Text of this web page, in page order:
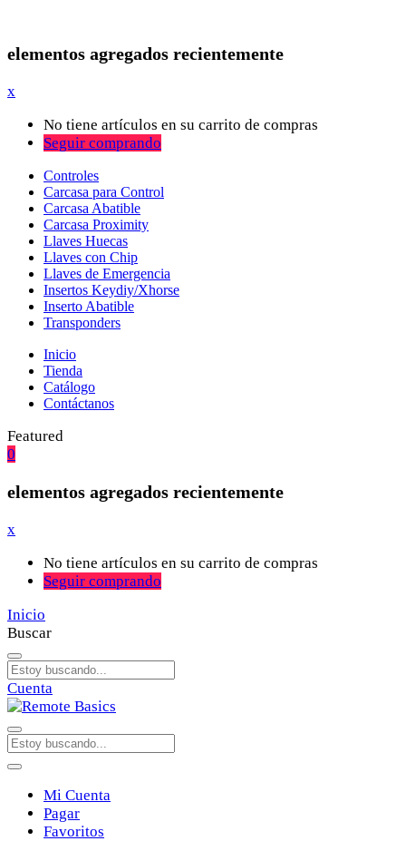
elementos agregados recientemente
x
No tiene artículos en su carrito de compras
Seguir comprando
Controles
Carcasa para Control
Carcasa Abatible
Carcasa Proximity
Llaves Huecas
Llaves con Chip
Llaves de Emergencia
Insertos Keydiy/Xhorse
Inserto Abatible
Transponders
Inicio
Tienda
Catálogo
Contáctanos
Featured
0
elementos agregados recientemente
x
No tiene artículos en su carrito de compras
Seguir comprando
Inicio
Buscar
Cuenta
Mi Cuenta
Pagar
Favoritos